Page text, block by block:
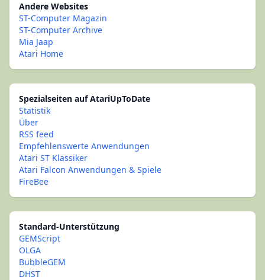
Andere Websites
ST-Computer Magazin
ST-Computer Archive
Mia Jaap
Atari Home
Spezialseiten auf AtariUpToDate
Statistik
Über
RSS feed
Empfehlenswerte Anwendungen
Atari ST Klassiker
Atari Falcon Anwendungen & Spiele
FireBee
Standard-Unterstützung
GEMScript
OLGA
BubbleGEM
DHST